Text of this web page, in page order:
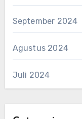
September 2024
Agustus 2024
Juli 2024